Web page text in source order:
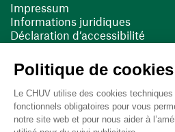
Impressum
Informations juridiques
Déclaration d’accessibilité
Cookies
(ouvre une nouvelle fenêtre)